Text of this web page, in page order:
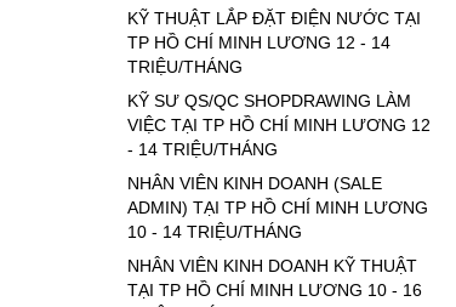
KỸ THUẬT LẮP ĐẶT ĐIỆN NƯỚC TẠI
TP HỒ CHÍ MINH LƯƠNG 12 - 14
TRIỆU/THÁNG
KỸ SƯ QS/QC SHOPDRAWING LÀM
VIỆC TẠI TP HỒ CHÍ MINH LƯƠNG 12
- 14 TRIỆU/THÁNG
NHÂN VIÊN KINH DOANH (SALE
ADMIN) TẠI TP HỒ CHÍ MINH LƯƠNG
10 - 14 TRIỆU/THÁNG
NHÂN VIÊN KINH DOANH KỸ THUẬT
TẠI TP HỒ CHÍ MINH LƯƠNG 10 - 16